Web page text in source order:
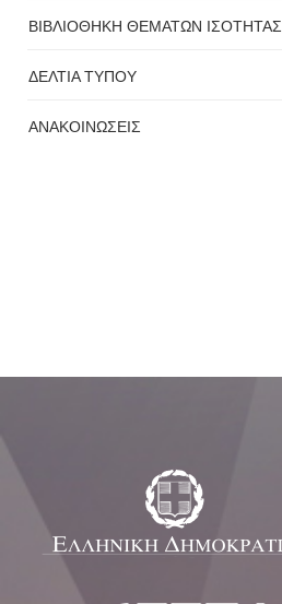
ΒΙΒΛΙΟΘΗΚΗ ΘΕΜΑΤΩΝ ΙΣΟΤΗΤΑΣ
ΔΕΛΤΙΑ ΤΥΠΟΥ
ΑΝΑΚΟΙΝΩΣΕΙΣ